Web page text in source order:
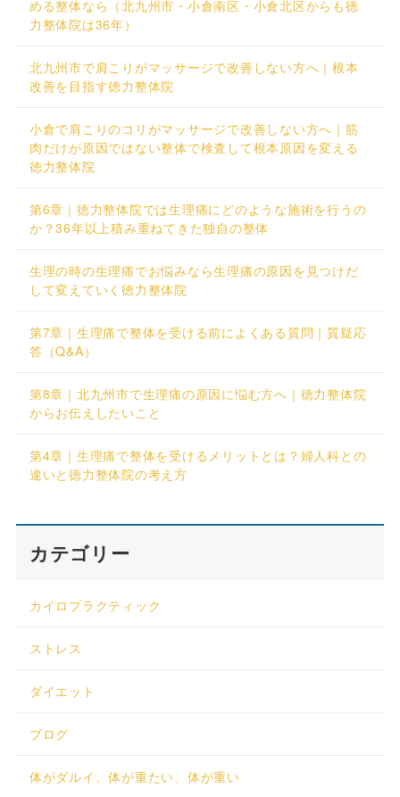
める整体なら（北九州市・小倉南区・小倉北区からも徳
力整体院は36年）
北九州市で肩こりがマッサージで改善しない方へ｜根本
改善を目指す徳力整体院
小倉で肩こりのコリがマッサージで改善しない方へ｜筋
肉だけが原因ではない整体で検査して根本原因を変える
徳力整体院
第6章｜徳力整体院では生理痛にどのような施術を行うの
か？36年以上積み重ねてきた独自の整体
生理の時の生理痛でお悩みなら生理痛の原因を見つけだ
して変えていく徳力整体院
第7章｜生理痛で整体を受ける前によくある質問｜質疑応
答（Q&A）
第8章｜北九州市で生理痛の原因に悩む方へ｜徳力整体院
からお伝えしたいこと
第4章｜生理痛で整体を受けるメリットとは？婦人科との
違いと徳力整体院の考え方
カテゴリー
カイロプラクティック
ストレス
ダイエット
ブログ
体がダルイ、体が重たい、体が重い